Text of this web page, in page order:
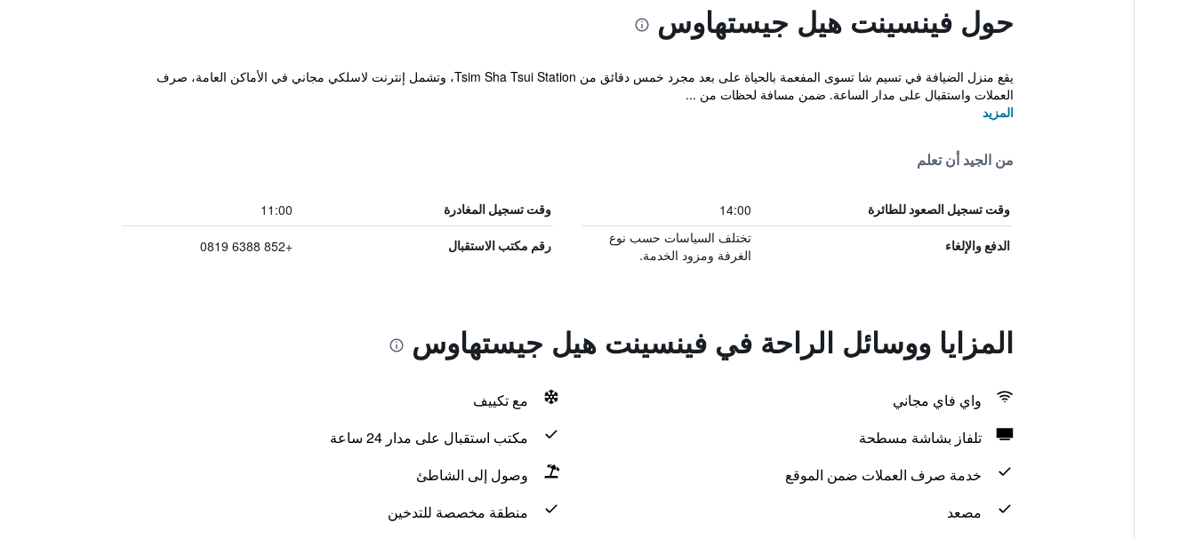
حول فينسينت هيل جيستهاوس
يقع منزل الضيافة في تسيم شا تسوى المفعمة بالحياة على بعد مجرد خمس دقائق من Tsim Sha Tsui Station، وتشمل إنترنت لاسلكي مجاني في الأماكن العامة، صرف
العملات واستقبال على مدار الساعة. ضمن مسافة لحظات من ...
المزيد
من الجيد أن تعلم
وقت تسجيل الصعود للطائرة 14:00 وقت تسجيل المغادرة 11:00
الدفع والإلغاء
تختلف السياسات حسب نوع
الغرفة ومزود الخدمة.
رقم مكتب الاستقبال +852 6388 0819
المزايا ووسائل الراحة في فينسينت هيل جيستهاوس
واي فاي مجاني
مع تكييف
تلفاز بشاشة مسطحة
مكتب استقبال على مدار 24 ساعة
خدمة صرف العملات ضمن الموقع
وصول إلى الشاطئ
مصعد
منطقة مخصصة للتدخين